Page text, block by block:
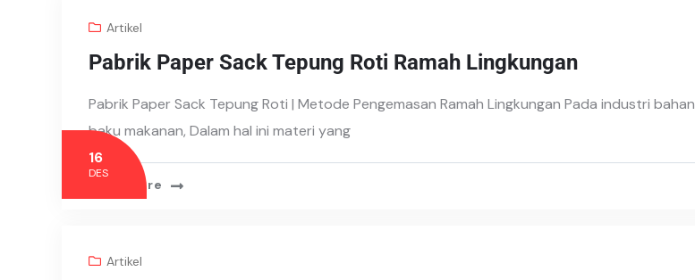
Artikel
Pabrik Paper Sack Tepung Roti Ramah Lingkungan
Pabrik Paper Sack Tepung Roti | Metode Pengemasan Ramah Lingkungan Pada industri bahan
baku makanan, Dalam hal ini materi yang
Read More
16
DES
Artikel